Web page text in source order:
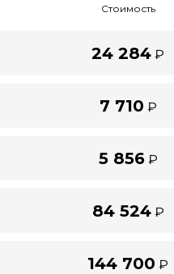
Стоимость
24 284 ₽
7 710 ₽
5 856₽
84 524₽
144 700 ₽